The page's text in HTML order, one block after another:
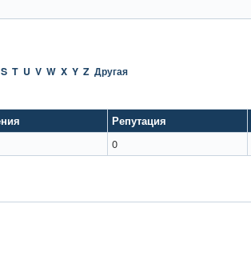
S T U V W X Y Z Другая
Репутация
0